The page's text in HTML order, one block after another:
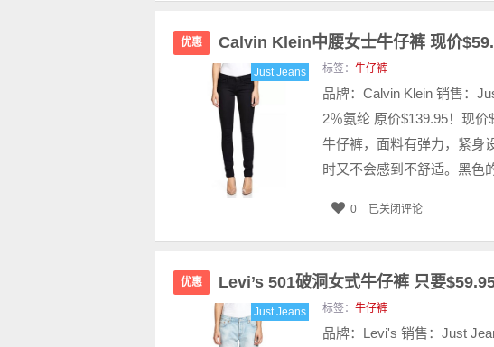
优惠 Calvin Klein中腰女士牛仔裤 现价
Just Jeans 标签： 牛仔裤
品牌：Calvin Klein 销售：
2％氨纶 原价$139.95！现
牛仔裤，面料有弹力，紧身
时又不会感到不舒适。黑色
0 已关闭评论
优惠 Levi’s 501破洞女式牛仔裤 只要$59.95
Just Jeans 标签： 牛仔裤
品牌：Levi's 销售：Just